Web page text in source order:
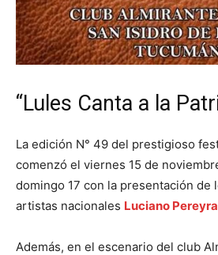
“Lules Canta a la
La edición N° 49 del prestigioso
comenzó el viernes 15 de
domingo 17 con la presentación de
artistas nacionales Luciano Pereyra
Además, en el escenario del club